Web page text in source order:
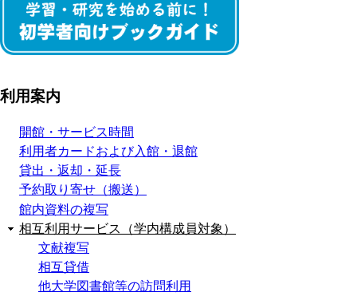
利用案内
開館・サービス時間
利用者カードおよび入館・退館
貸出・返却・延長
予約取り寄せ（搬送）
館内資料の複写
相互利用サービス（学内構成員対象）
文献複写
相互貸借
他大学図書館等の訪問利用